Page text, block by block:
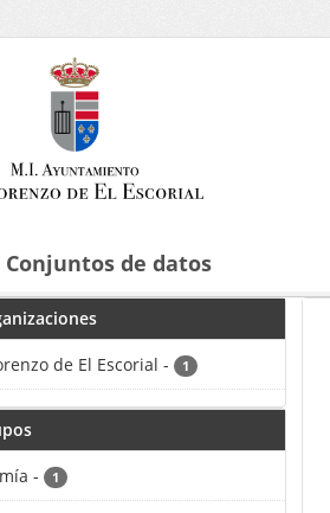
Conjuntos de datos
de El Escorial - 1
- 1